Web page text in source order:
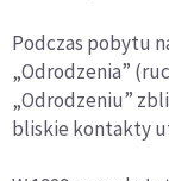
Podczas pobytu
„Odrodzenia”
„Odrodzeniu”
bliskie kontakty